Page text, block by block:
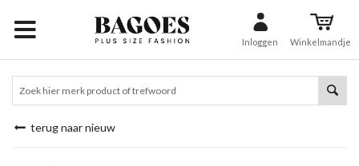
Inloggen Winkelmandje
terug naar nieuw